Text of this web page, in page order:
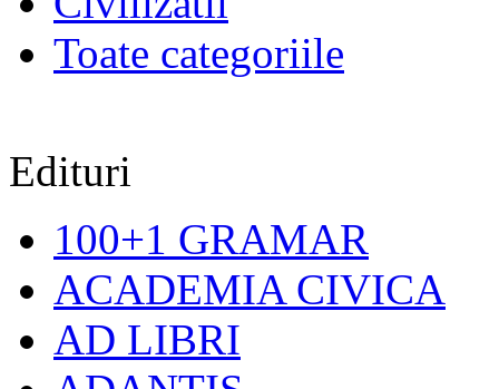
Toate categoriile
Edituri
100+1 GRAMAR
ACADEMIA CIVICA
AD LIBRI